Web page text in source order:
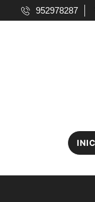
952978287